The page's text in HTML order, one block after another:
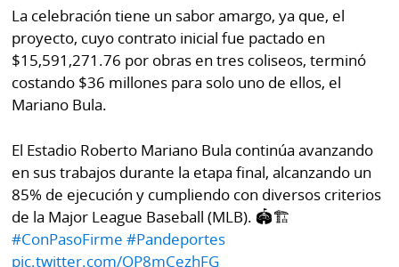
KM
Corprensa
Hoy
por
Hoy
⌾
Picante
⌾
La
Repregunta
⌾
Tal
Cual
⌾
Sin
Censura
La celebración tiene un sabor amargo, ya que, el
proyecto, cuyo contrato inicial fue pactado en
$15,591,271.76 por obras en tres coliseos, terminó
costando $36 millones para solo uno de ellos, el
Mariano Bula.
El Estadio Roberto Mariano Bula continúa avanzando
en sus trabajos durante la etapa final, alcanzando un
85% de ejecución y cumpliendo con diversos criterios
de la Major League Baseball (MLB). 🏟️🏗️
#ConPasoFirme #Pandeportes
pic.twitter.com/OP8mCezhFG